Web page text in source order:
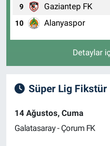
9 Gaziantep FK
10 Alanyaspor
Detaylar
Süper Lig Fikstür
14 Ağustos, Cuma
Galatasaray - Çorum FK